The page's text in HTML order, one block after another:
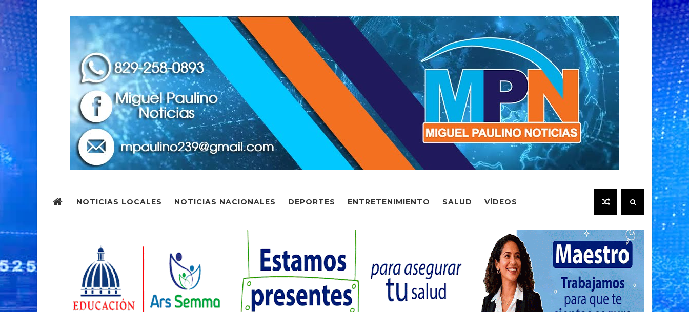
NOTICIAS LOCALES NOTICIAS NACIONALES DEPORTES ENTRETENIMIENTO SALUD VÍDEOS